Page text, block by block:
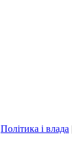
Політика і влада